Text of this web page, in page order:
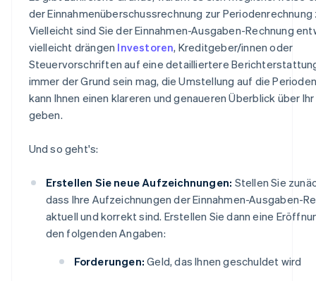
der Einnahmenüberschussrechnung zur Periodenrechnung
Vielleicht sind Sie der Einnahmen-Ausgaben-Rechnung
vielleicht drängen Investoren, Kreditgeber/innen oder
Steuervorschriften auf eine detailliertere
immer der Grund sein mag, die Umstellung auf die
kann Ihnen einen klareren und genaueren Überblick über
geben.
Und so geht's:
Erstellen Sie neue Aufzeichnungen: Stellen Sie
dass Ihre Aufzeichnungen der Einnahmen-Ausgaben-
aktuell und korrekt sind. Erstellen Sie dann eine
den folgenden Angaben:
Forderungen: Geld, das Ihnen geschuldet wird